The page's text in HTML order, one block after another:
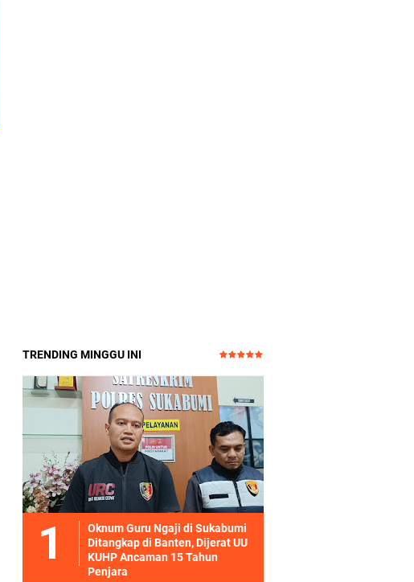
TRENDING MINGGU INI
Oknum Guru Ngaji di Sukabumi
Ditangkap di Banten, Dijerat UU
KUHP Ancaman 15 Tahun
Penjara